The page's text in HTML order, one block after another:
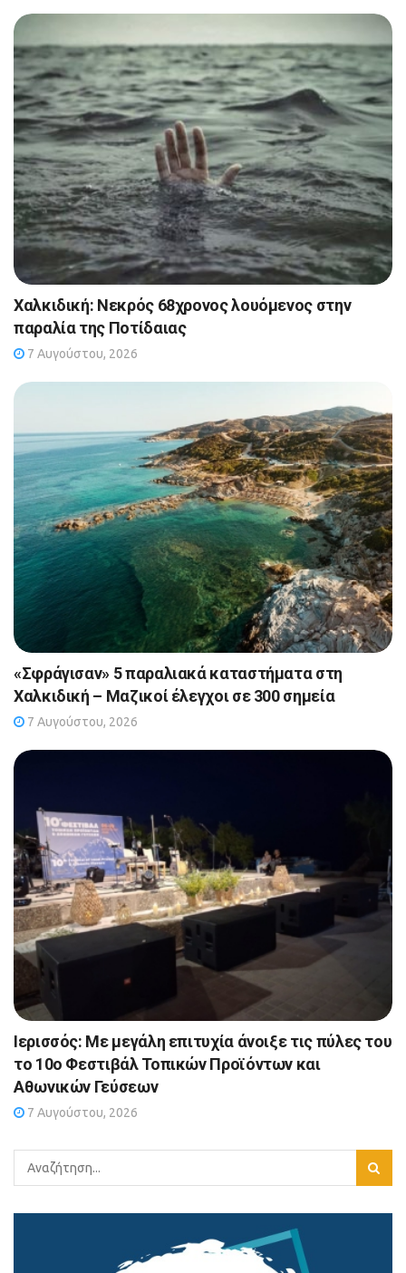
Χαλκιδική: Νεκρός 68χρονος λουόμενος στην
παραλία της Ποτίδαιας
7 Αυγούστου, 2026
«Σφράγισαν» 5 παραλιακά καταστήματα στη
Χαλκιδική – Μαζικοί έλεγχοι σε 300 σημεία
7 Αυγούστου, 2026
Ιερισσός: Με μεγάλη επιτυχία άνοιξε τις πύλες του
το 10ο Φεστιβάλ Τοπικών Προϊόντων και
Αθωνικών Γεύσεων
7 Αυγούστου, 2026